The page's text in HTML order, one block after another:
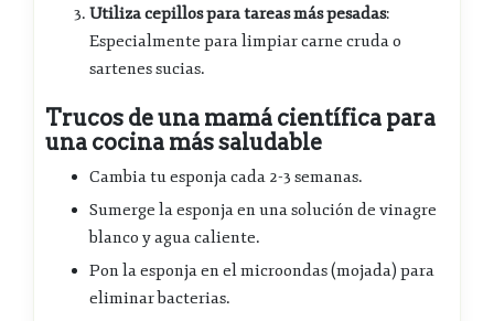
Utiliza cepillos para tareas más pesadas:
Especialmente para limpiar carne cruda o
sartenes sucias.
Trucos de una mamá científica para
una cocina más saludable
Cambia tu esponja cada 2-3 semanas.
Sumerge la esponja en una solución de vinagre
blanco y agua caliente.
Pon la esponja en el microondas (mojada) para
eliminar bacterias.